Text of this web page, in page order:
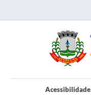
Acessibilidade